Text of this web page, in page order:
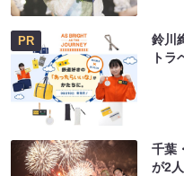
PR
鈴川
トラ
千葉
が2